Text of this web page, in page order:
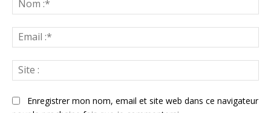
:*
:*
:
Enregistrer mon nom, email et site web dans ce navigateur